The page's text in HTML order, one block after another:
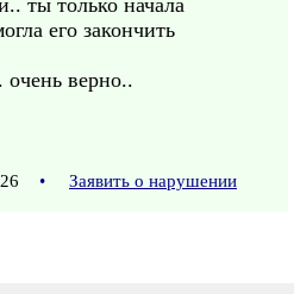
ты только начала
его закончить
верно..
• Заявить о нарушении